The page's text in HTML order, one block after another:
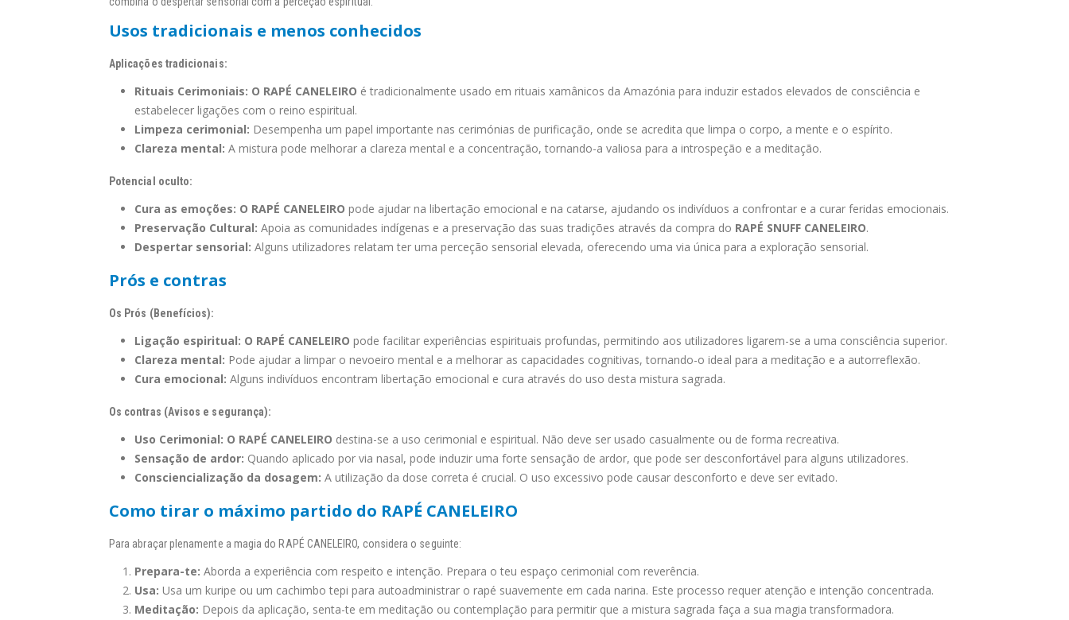
Usos tradicionais e menos conhecidos
Aplicações tradicionais:
Rituais Cerimoniais: O RAPÉ CANELEIRO é tradicionalmente usado em rituais xamânicos da Amazónia para induzir estados elevados de consciência e
estabelecer ligações com o reino espiritual.
Limpeza cerimonial: Desempenha um papel importante nas cerimónias de purificação, onde se acredita que limpa o corpo, a mente e o espírito.
Clareza mental: A mistura pode melhorar a clareza mental e a concentração, tornando-a valiosa para a introspeção e a meditação.
Potencial oculto:
Cura as emoções: O RAPÉ CANELEIRO pode ajudar na libertação emocional e na catarse, ajudando os indivíduos a confrontar e a curar feridas emocionais.
Preservação Cultural: Apoia as comunidades indígenas e a preservação das suas tradições através da compra do RAPÉ SNUFF CANELEIRO.
Despertar sensorial: Alguns utilizadores relatam ter uma perceção sensorial elevada, oferecendo uma via única para a exploração sensorial.
Prós e contras
Os Prós (Benefícios):
Ligação espiritual: O RAPÉ CANELEIRO pode facilitar experiências espirituais profundas, permitindo aos utilizadores ligarem-se a uma consciência superior.
Clareza mental: Pode ajudar a limpar o nevoeiro mental e a melhorar as capacidades cognitivas, tornando-o ideal para a meditação e a autorreflexão.
Cura emocional: Alguns indivíduos encontram libertação emocional e cura através do uso desta mistura sagrada.
Os contras (Avisos e segurança):
Uso Cerimonial: O RAPÉ CANELEIRO destina-se a uso cerimonial e espiritual. Não deve ser usado casualmente ou de forma recreativa.
Sensação de ardor: Quando aplicado por via nasal, pode induzir uma forte sensação de ardor, que pode ser desconfortável para alguns utilizadores.
Consciencialização da dosagem: A utilização da dose correta é crucial. O uso excessivo pode causar desconforto e deve ser evitado.
Como tirar o máximo partido do RAPÉ CANELEIRO
Para abraçar plenamente a magia do RAPÉ CANELEIRO, considera o seguinte:
Prepara-te: Aborda a experiência com respeito e intenção. Prepara o teu espaço cerimonial com reverência.
Usa: Usa um kuripe ou um cachimbo tepi para autoadministrar o rapé suavemente em cada narina. Este processo requer atenção e intenção concentrada.
Meditação: Depois da aplicação, senta-te em meditação ou contemplação para permitir que a mistura sagrada faça a sua magia transformadora.